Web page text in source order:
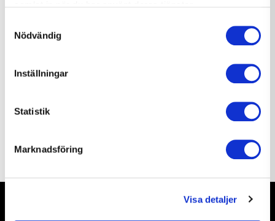
Nödvändig
Inställningar
Statistik
Marknadsföring
Visa detaljer
Projekt Skogskrematoriet